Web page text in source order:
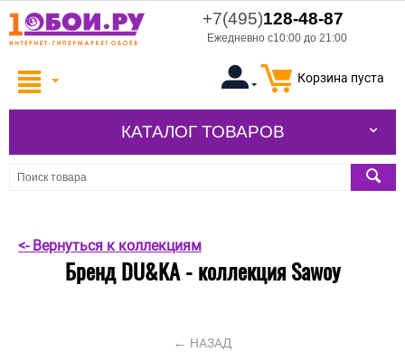
+7(495)128-48-87
Ежедневно с10:00 до 21:00
Корзина пуста
КАТАЛОГ ТОВАРОВ
<- Вернуться к коллекциям
Бренд DU&KA - коллекция Sawoy
НАЗАД